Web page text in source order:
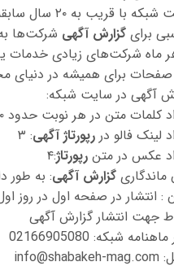
سایت شبکه
برای گزارش آگهی شرکت‌ها
ماه شرکت‌های زیادی خدمات
برای همیشه در دنیای
آگهی در سایت شبکه:
کلمات متن در هر نوبت حدود ۱۰۰۰ کلمه است.
لینک فالو در رپورتاژ آگهی: ۳
عکس در متن رپورتاژ:۴
ماندگاری گزارش آگهی: به طور
: انتشار در صفحه اول در روز
جهت انتشار گزارش آگهی
شبکه: 02166905080
info@shabakeh-mag.com